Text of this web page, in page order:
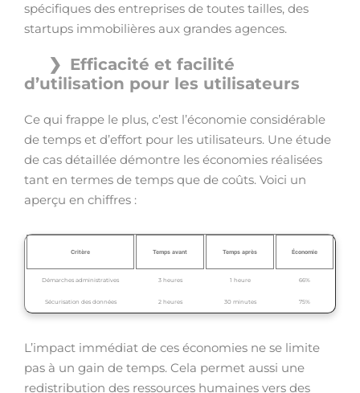
spécifiques des entreprises de toutes tailles, des
startups immobilières aux grandes agences.
Efficacité et facilité
d’utilisation pour les utilisateurs
Ce qui frappe le plus, c’est l’économie considérable
de temps et d’effort pour les utilisateurs. Une étude
de cas détaillée démontre les économies réalisées
tant en termes de temps que de coûts. Voici un
aperçu en chiffres :
Critère Temps avant Temps après Économie
Démarches administratives 3 heures 1 heure 66%
Sécurisation des données 2 heures 30 minutes 75%
L’impact immédiat de ces économies ne se limite
pas à un gain de temps. Cela permet aussi une
redistribution des ressources humaines vers des